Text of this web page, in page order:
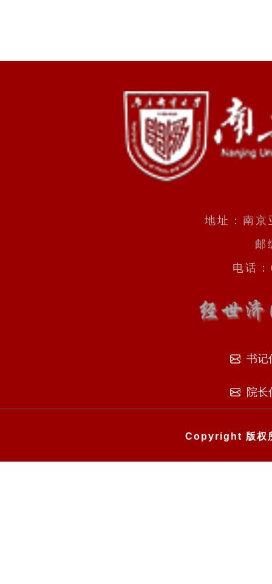
地址：南京
邮
电话
书记
院长
Copyright 版权